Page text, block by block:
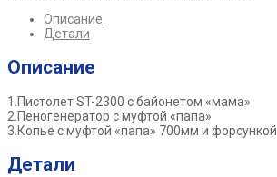
Описание
Детали
Описание
1.Пистолет ST-2300 с байонетом «мама»
2.Пеногенератор с муфтой «папа»
3.Копье с муфтой «папа» 700мм и форсункой
Детали